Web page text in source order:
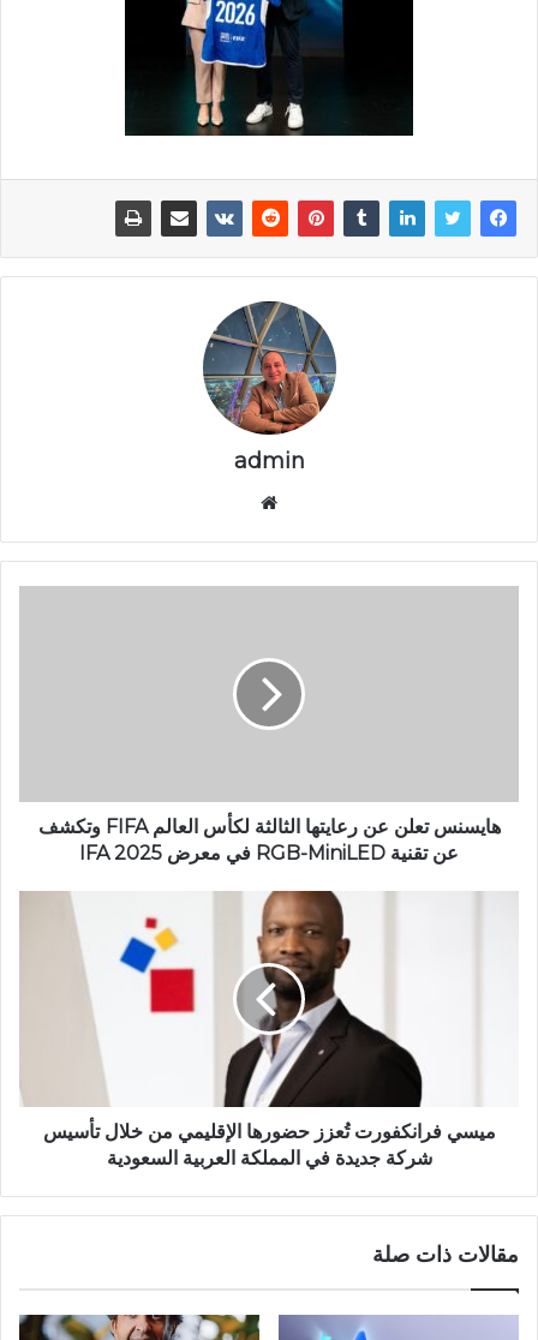
admin
هايسنس تعلن عن رعايتها الثالثة لكأس العالم FIFA وتكشف
عن تقنية RGB-MiniLED في معرض IFA 2025
ميسي فرانكفورت تُعزز حضورها الإقليمي من خلال تأسيس
شركة جديدة في المملكة العربية السعودية
مقالات ذات صلة